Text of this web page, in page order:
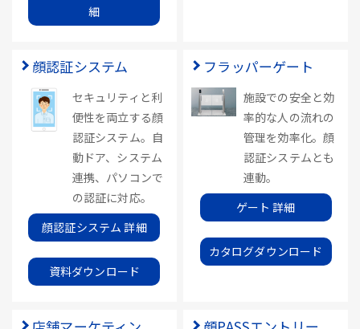
細
顔認証システム
セキュリティと利
便性を両立する顔
認証システム。自
動ドア、システム
連携、パソコンで
の認証に対応。
顔認証システム 詳細
資料ダウンロード
フラッパーゲート
施設での安全と効
率的な人の流れの
管理を効率化。顔
認証システムとも
連動。
ゲート 詳細
カタログダウンロード